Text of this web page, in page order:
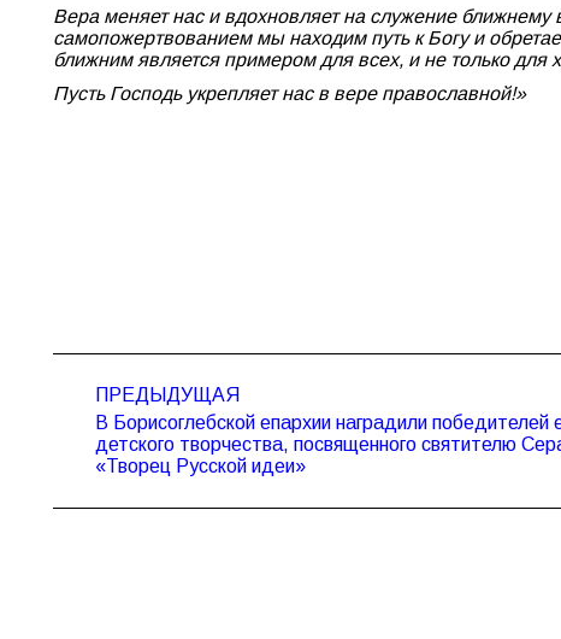
Вера меняет нас и вдохновляет на служение
самопожертвованием мы находим путь к Богу и
ближним является примером для всех, и не только для
Пусть Господь укрепляет нас в вере православной!»
записям
ПРЕДЫДУЩАЯ
Предыдущая
запись:
В Борисоглебской епархии наградили победителей
детского творчества, посвященного святителю
«Творец Русской идеи»